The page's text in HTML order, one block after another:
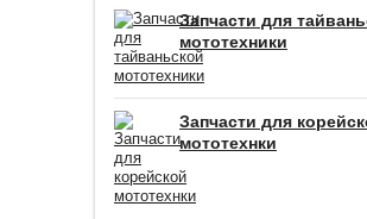
Запчасти для
мототехники
Запчасти для
мототехнки